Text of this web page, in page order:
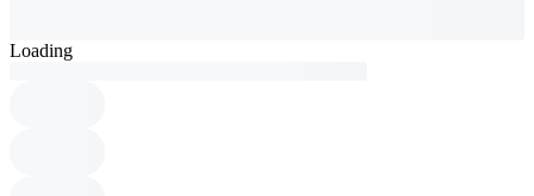
Loading